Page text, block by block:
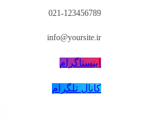
021-123456789
info@yoursite.ir
اینستاگرام
کانال تلگرام